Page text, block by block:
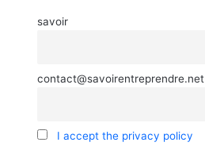
savoir
contact@savoirentreprendre.net
I accept the privacy policy